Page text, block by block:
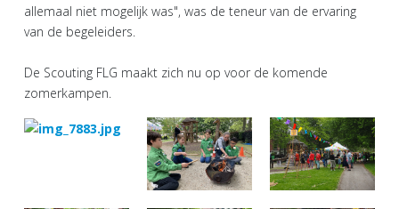
allemaal niet mogelijk was", was de teneur van de ervaring
van de begeleiders.
De Scouting FLG maakt zich nu op voor de komende
zomerkampen.